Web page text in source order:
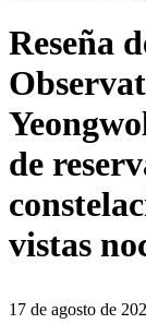
Reseña
de
vistas
17 de agosto de